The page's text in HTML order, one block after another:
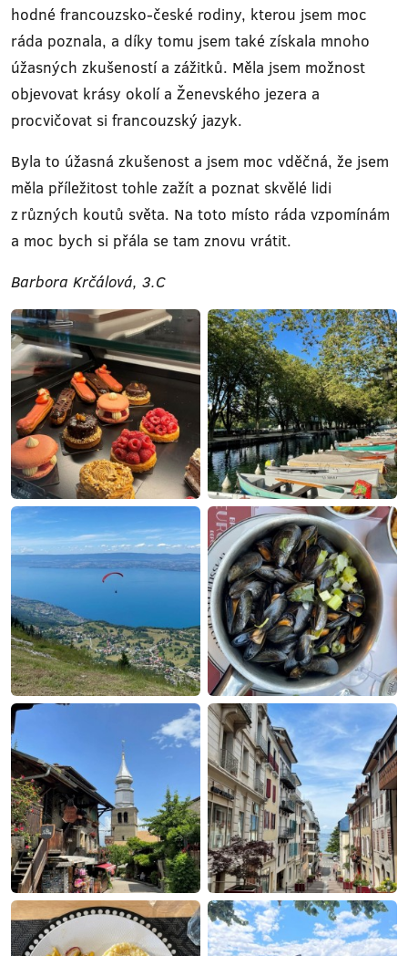
hodné francouzsko-české rodiny, kterou jsem moc
ráda poznala, a díky tomu jsem také získala mnoho
úžasných zkušeností a zážitků. Měla jsem možnost
objevovat krásy okolí a Ženevského jezera a
procvičovat si francouzský jazyk.
Byla to úžasná zkušenost a jsem moc vděčná, že jsem
měla příležitost tohle zažít a poznat skvělé lidi
z různých koutů světa. Na toto místo ráda vzpomínám
a moc bych si přála se tam znovu vrátit.
Barbora Krčálová, 3.C